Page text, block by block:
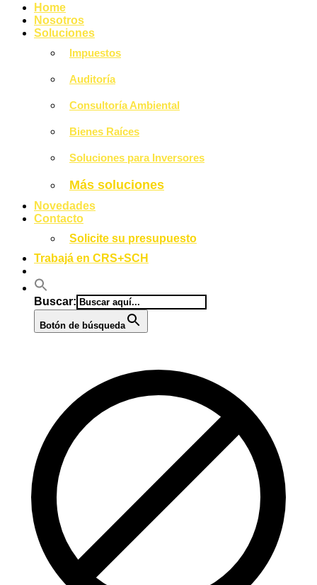
Home
Nosotros
Soluciones
Impuestos
Auditoría
Consultoría Ambiental
Bienes Raíces
Soluciones para Inversores
Más soluciones
Novedades
Contacto
Solicite su presupuesto
Trabajá en CRS+SCH
Buscar:
Botón de búsqueda